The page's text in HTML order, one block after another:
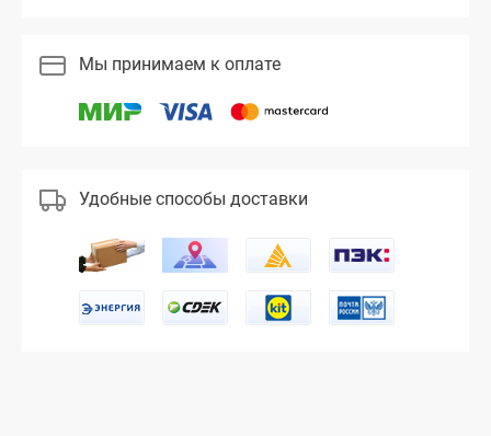
Мы принимаем к оплате
Удобные способы доставки